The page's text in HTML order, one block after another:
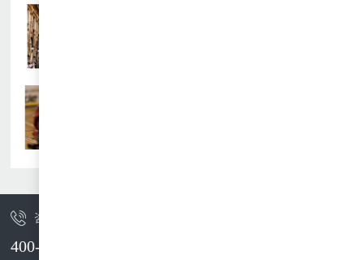
咨询热线
400-092-3088